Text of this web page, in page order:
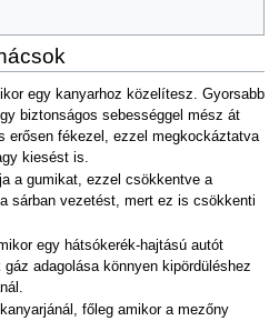
egy kanyarhoz közelítesz. Gyorsabb
biztonságos sebességgel mész át
erősen fékezel, ezzel megkockáztatva
kiesést is.
a gumikat, ezzel csökkentve a
sárban vezetést, mert ez is csökkenti
egy hátsókerék-hajtású autót
adagolása könnyen kipördüléshez
főleg amikor a mezőny